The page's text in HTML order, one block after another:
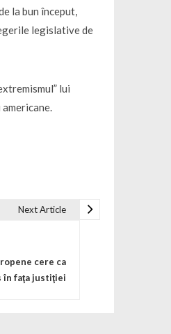
la bun început,
legislative de
lui
Next Article
cere ca
în faţa justiţiei